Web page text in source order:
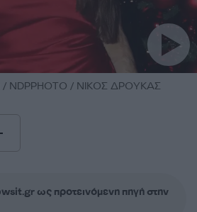
/ NDPPHOTO / ΝΙΚΟΣ ΔΡΟΥΚΑΣ
ως προτεινόμενη πηγή στην